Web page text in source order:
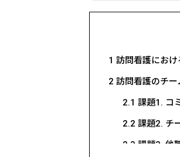
2013年 慶應義塾大学
2019年 株式会社
2023年 セルフケア薬
2023年 まちほけ株式
■得意領域
教育体制構築
教育体制構築
新卒訪問看護師の育成
1 訪問看護にお
2 訪問看護のチ
2.1 課題1. コ
2.2 課題2. チ
2.3 課題3. 他